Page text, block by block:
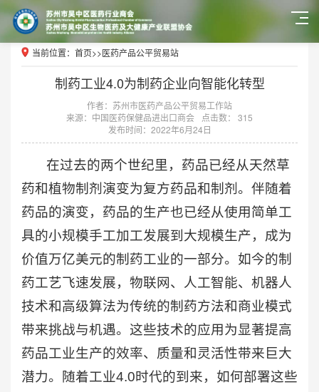
当前位置： 首页>>医药产品公平贸易站
制药工业4.0为制药企业向智能化转型
作者：苏州市医药产品公平贸易工作站
来源：中国医药保健品进出口商会
点击数： 315
发布时间：2022年6月24日
在过去的两个世纪里，药品已经从天然草
药和植物制剂演变为复方药品和制剂。伴随着
药品的演变，药品的生产也已经从使用简单工
具的小规模手工加工发展到大规模生产，成为
价值万亿美元的制药工业的一部分。如今的制
药工艺飞速发展，物联网、人工智能、机器人
技术和高级算法为传统的制药方法和商业模式
带来挑战与机遇。这些技术的应用为显著提高
药品工业生产的效率、质量和灵活性带来巨大
潜力。随着工业4.0时代的到来，如何部署这些